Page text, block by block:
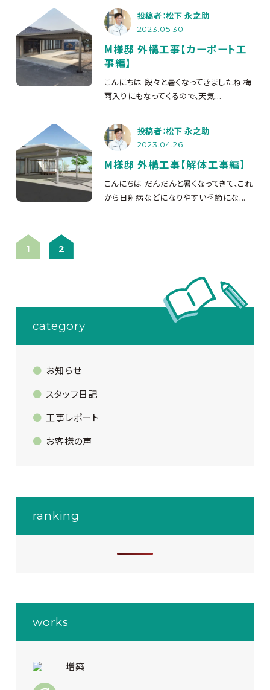
投稿者：松下 永之助
2023.05.30
M様邸 外構工事【カーポート工
事編】
こんにちは 段々と暑くなってきましたね 梅
雨入りにもなってくるので、天気...
投稿者：松下 永之助
2023.04.26
M様邸 外構工事【解体工事編】
こんにちは だんだんと暑くなってきて、これ
から日射病などになりやすい季節にな...
1 2
category
お知らせ
スタッフ日記
工事レポート
お客様の声
ranking
works
増築